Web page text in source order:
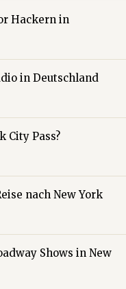
Hackern in
in Deutschland
City Pass?
nach New York
Shows in New